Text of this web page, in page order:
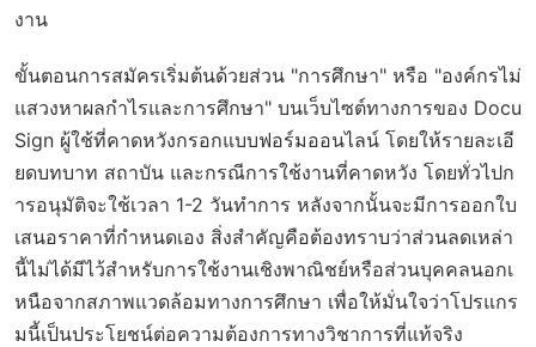
งาน
ขั้นตอนการสมัครเริ่มต้นด้วยส่วน "การศึกษา" หรือ "องค์กรไม่
แสวงหาผลกำไรและการศึกษา" บนเว็บไซต์ทางการของ Docu
Sign ผู้ใช้ที่คาดหวังกรอกแบบฟอร์มออนไลน์ โดยให้รายละเอี
ยดบทบาท สถาบัน และกรณีการใช้งานที่คาดหวัง โดยทั่วไปก
ารอนุมัติจะใช้เวลา 1-2 วันทำการ หลังจากนั้นจะมีการออกใบ
เสนอราคาที่กำหนดเอง สิ่งสำคัญคือต้องทราบว่าส่วนลดเหล่า
นี้ไม่ได้มีไว้สำหรับการใช้งานเชิงพาณิชย์หรือส่วนบุคคลนอกเ
หนือจากสภาพแวดล้อมทางการศึกษา เพื่อให้มั่นใจว่าโปรแกร
มนี้เป็นประโยชน์ต่อความต้องการทางวิชาการที่แท้จริง